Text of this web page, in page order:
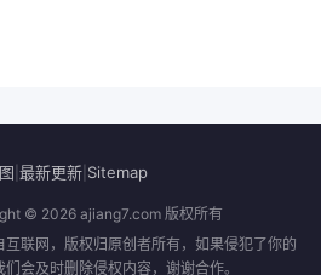
最新更新 Sitemap
© 2026 ajiang7.com 版权所有
联网，版权归原创者所有，如果侵犯了你的
会及时删除侵权内容，谢谢合作。